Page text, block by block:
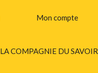
Mon compte
LA COMPAGNIE DU SAVOIR